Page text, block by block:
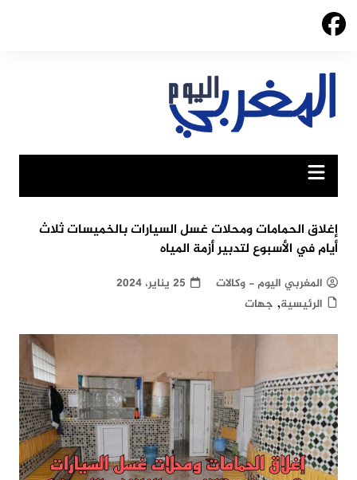
Skip
إغلاق الحمامات ومحلات غسل السيارات بالخميسات ثلاث
أيام في الأسبوع لتدبير أزمة المياه
المغربي اليوم - وكالات
25 يناير، 2024
الرئيسية, جهات